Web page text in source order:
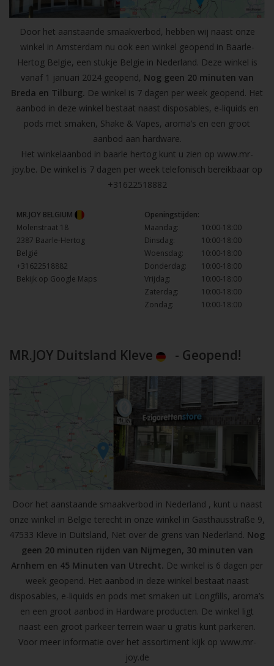
Door het aanstaande smaakverbod, hebben wij naast onze
winkel in Amsterdam nu ook een winkel geopend in Baarle-
Hertog Belgie, een stukje Belgie in Nederland. Deze winkel is
vanaf 1 januari 2024 geopend, Nog geen 20 minuten van
Breda en Tilburg. De winkel is 7 dagen per week geopend. Het
aanbod in deze winkel bestaat naast disposables, e-liquids en
pods met smaken, Shake & Vapes, aroma’s en een groot
aanbod aan hardware.
Het winkelaanbod in baarle hertog kunt u zien op www.mr-
joy.be. De winkel is 7 dagen per week telefonisch bereikbaar op
+31622518882
MR.JOY BELGIUM
Molenstraat 18
2387 Baarle-Hertog
België
+31622518882
Bekijk op Google Maps
Openingstijden:
Maandag:
10:00-18:00
Dinsdag:
10:00-18:00
Woensdag:
10:00-18:00
Donderdag:
10:00-18:00
Vrijdag:
10:00-18:00
Zaterdag:
10:00-18:00
Zondag:
10:00-18:00
MR.JOY Duitsland Kleve - Geopend!
Door het aanstaande smaakverbod in Nederland , kunt u naast
onze winkel in Belgie terecht in onze winkel in Gasthausstraße 9,
47533 Kleve in Duitsland, Net over de grens van Nederland. Nog
geen 20 minuten rijden van Nijmegen, 30 minuten van
Arnhem en 45 Minuten van Utrecht. De winkel is 6 dagen per
week geopend. Het aanbod in deze winkel bestaat naast
disposables, e-liquids en pods met smaken uit Longfills, aroma’s
en een groot aanbod in Hardware producten. De winkel ligt
naast een groot parkeer terrein waar u gratis kunt parkeren.
Voor meer informatie over het assortiment kijk op www.mr-
joy.de